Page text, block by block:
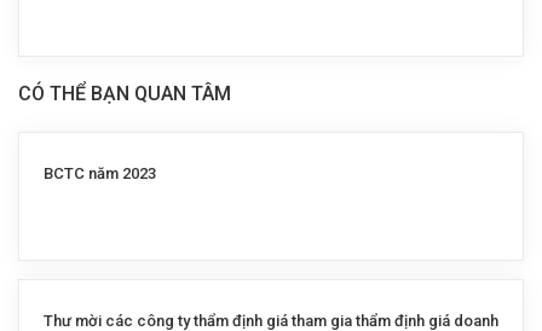
CÓ THỂ BẠN QUAN TÂM
BCTC năm 2023
Thư mời các công ty thẩm định giá tham gia thẩm định giá doanh